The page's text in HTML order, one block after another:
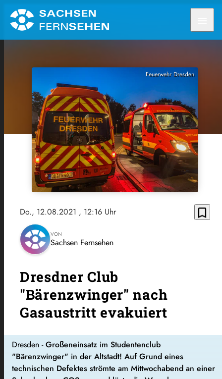
Feuerwehr Dresden
Do., 12.08.2021 , 12:16 Uhr bookmark_border
VON
Sachsen Fernsehen
Dresdner Club
"Bärenzwinger" nach
Gasaustritt evakuiert
Dresden -Großeneinsatz im Studentenclub
"Bärenzwinger" in der Altstadt! Auf Grund eines
technischen Defektes strömte am Mittwochabend an einer